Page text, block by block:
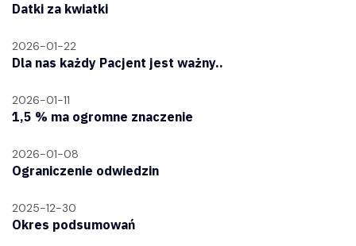
Datki za kwiatki
2026-01-22
Dla nas każdy Pacjent jest ważny..
2026-01-11
1,5 % ma ogromne znaczenie
2026-01-08
Ograniczenie odwiedzin
2025-12-30
Okres podsumowań